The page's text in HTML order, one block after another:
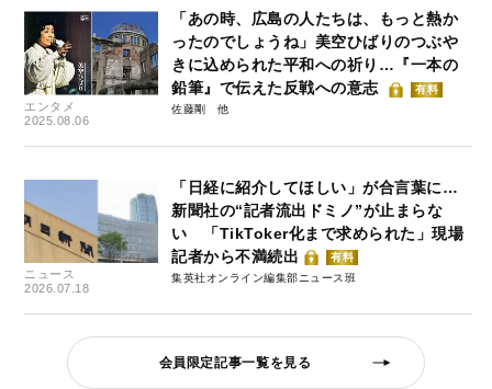
エンタメ
2025.08.06
「あの時、広島の人たちは、もっと熱か
ったのでしょうね」美空ひばりのつぶや
きに込められた平和への祈り…『一本の
鉛筆』で伝えた反戦への意志
有料
佐藤剛
ニュース
2026.07.18
「日経に紹介してほしい」が合言葉に…
新聞社の“記者流出ドミノ”が止まらな
い 「TikToker化まで求められた」現場
記者から不満続出
有料
集英社オンライン編集部ニュース班
会員限定記事一覧を見る